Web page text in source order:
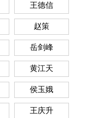
王德信
赵策
岳剑峰
黄江天
侯玉娥
王庆升